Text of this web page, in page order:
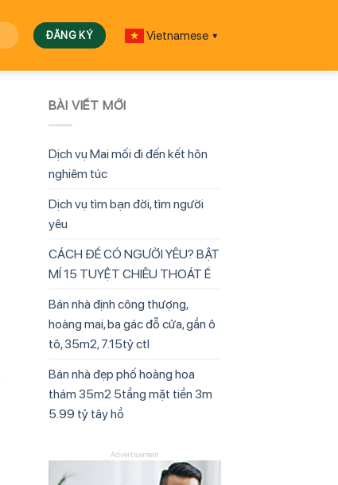
Vietnamese ▼
BÀI VIẾT MỚI
Dịch vụ Mai mối đi đến kết hôn
nghiêm túc
Dịch vụ tìm bạn đời, tìm người
yêu
CÁCH ĐỂ CÓ NGƯỜI YÊU? BẬT
MÍ 15 TUYỆT CHIÊU THOÁT Ế
Bán nhà định công thượng,
hoàng mai, ba gác đỗ cửa, gần ô
tô, 35m2, 7.15tỷ ctl
Bán nhà đẹp phố hoàng hoa
thám 35m2 5tầng mặt tiền 3m
5.99 tỷ tây hồ
Advertisement